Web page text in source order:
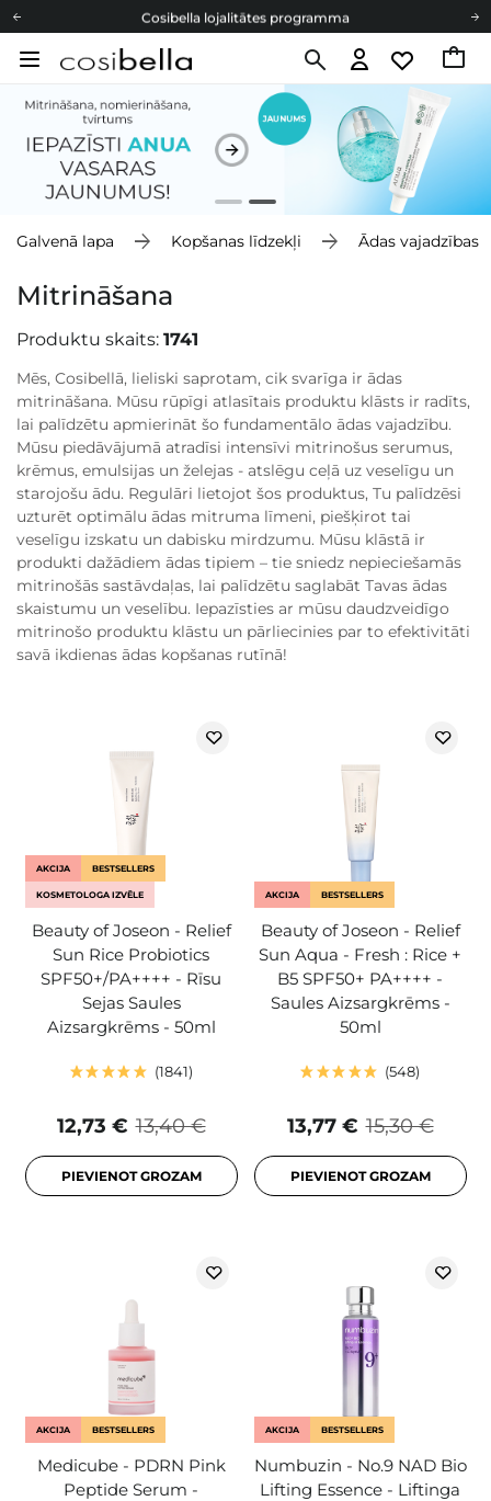
Cosibella lojalitātes programma
Bezmaskas piegāde no 49,00 €
Cosibella lojalitātes programma
Bezmaskas piegāde no 49,00 €
Galvenā lapa Kopšanas līdzekļi Ādas vajadzības
Mitrināšana
Produktu skaits: 1741
Mēs, Cosibellā, lieliski saprotam, cik svarīga ir ādas
mitrināšana. Mūsu rūpīgi atlasītais produktu klāsts ir radīts,
lai palīdzētu apmierināt šo fundamentālo ādas vajadzību.
Mūsu piedāvājumā atradīsi intensīvi mitrinošus serumus,
krēmus, emulsijas un želejas - atslēgu ceļā uz veselīgu un
starojošu ādu. Regulāri lietojot šos produktus, Tu palīdzēsi
uzturēt optimālu ādas mitruma līmeni, piešķirot tai
veselīgu izskatu un dabisku mirdzumu. Mūsu klāstā ir
produkti dažādiem ādas tipiem – tie sniedz nepieciešamās
mitrinošās sastāvdaļas, lai palīdzētu saglabāt Tavas ādas
skaistumu un veselību. Iepazīsties ar mūsu daudzveidīgo
mitrinošo produktu klāstu un pārliecinies par to efektivitāti
savā ikdienas ādas kopšanas rutīnā!
AKCIJA BESTSELLERS
KOSMETOLOGA IZVĒLE
Beauty of Joseon - Relief
Sun Rice Probiotics
SPF50+/PA++++ - Rīsu
Sejas Saules
Aizsargkrēms - 50ml
1841
13,40 €
12,73 €
PIEVIENOT GROZAM
AKCIJA BESTSELLERS
Beauty of Joseon - Relief
Sun Aqua - Fresh : Rice +
B5 SPF50+ PA++++ -
Saules Aizsargkrēms -
50ml
548
15,30 €
13,77 €
PIEVIENOT GROZAM
AKCIJA BESTSELLERS
Medicube - PDRN Pink
Peptide Serum -
AKCIJA BESTSELLERS
Numbuzin - No.9 NAD Bio
Lifting Essence - Liftinga